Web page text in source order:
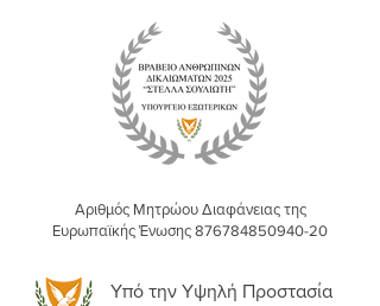
Αριθμός Μητρώου Διαφάνειας της
Ευρωπαϊκής Ένωσης 876784850940-20
Υπό την Υψηλή Προστασία